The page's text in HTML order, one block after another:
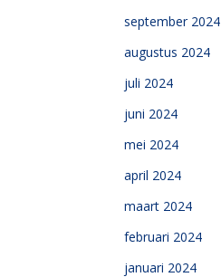
september 2024
augustus 2024
juli 2024
juni 2024
mei 2024
april 2024
maart 2024
februari 2024
januari 2024